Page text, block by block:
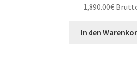
1,890.00€
In den